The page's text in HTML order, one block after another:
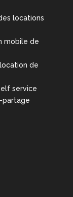
locations
mobile de
de
service
partage